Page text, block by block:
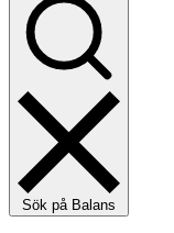
Sök på Balans